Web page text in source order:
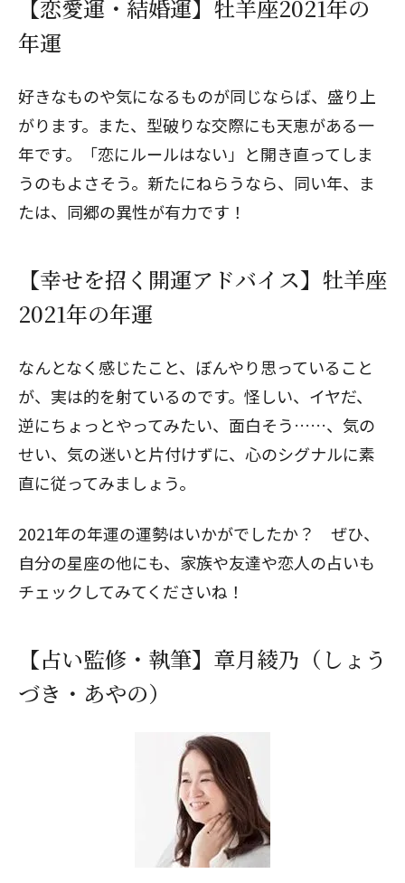
【恋愛運・結婚運】牡羊座2021年の
年運
好きなものや気になるものが同じならば、盛り上
がります。また、型破りな交際にも天恵がある一
年です。「恋にルールはない」と開き直ってしま
うのもよさそう。新たにねらうなら、同い年、ま
たは、同郷の異性が有力です！
【幸せを招く開運アドバイス】牡羊座
2021年の年運
なんとなく感じたこと、ぼんやり思っていること
が、実は的を射ているのです。怪しい、イヤだ、
逆にちょっとやってみたい、面白そう……、気の
せい、気の迷いと片付けずに、心のシグナルに素
直に従ってみましょう。
2021年の年運の運勢はいかがでしたか？ ぜひ、
自分の星座の他にも、家族や友達や恋人の占いも
チェックしてみてくださいね！
【占い監修・執筆】章月綾乃（しょう
づき・あやの）